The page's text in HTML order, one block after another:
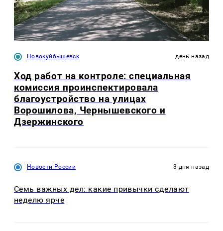
Новокуйбышевск день назад
Ход работ на контроле: специальная
комиссия проинспектировала
благоустройство на улицах
Ворошилова, Чернышевского и
Дзержинского
Новости России 3 дня назад
Семь важных дел: какие привычки сделают
неделю ярче